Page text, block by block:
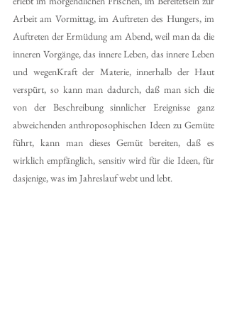
Arbeit am Vormittag, im Auftreten des Hungers, im
Auftreten der Ermüdung am Abend, weil man da die
inneren Vorgänge, das innere Leben, das innere Leben
und wegenKraft der Materie, innerhalb der Haut
verspürt, so kann man dadurch, daß man sich die
von der Beschreibung sinnlicher Ereignisse ganz
abweichenden anthroposophischen Ideen zu Gemüte
führt, kann man dieses Gemüt bereiten, daß es
wirklich empfänglich, sensitiv wird für die Ideen, für
dasjenige, was im Jahreslauf webt und lebt.